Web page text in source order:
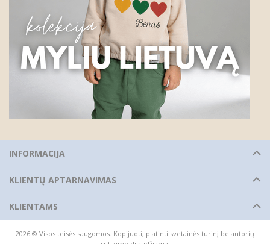
INFORMACIJA
KLIENTŲ APTARNAVIMAS
KLIENTAMS
2026 © Visos teisės saugomos. Kopijuoti, platinti svetainės turinį be autorių